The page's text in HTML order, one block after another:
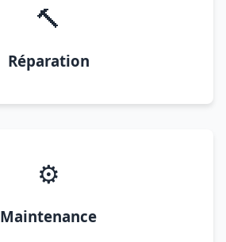
🔨
Réparation
⚙️
Maintenance